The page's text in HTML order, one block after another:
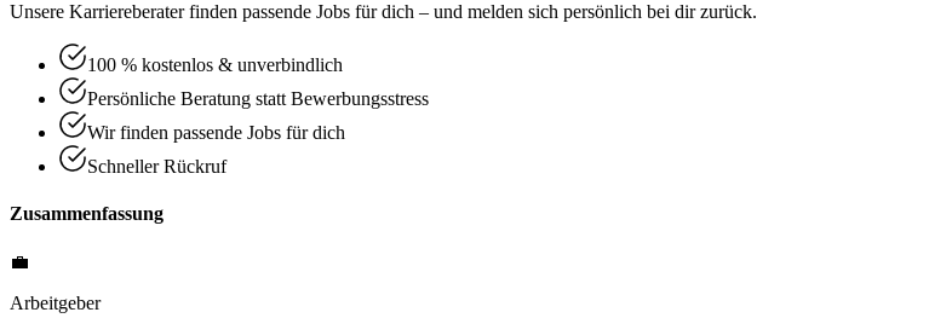
Unsere Karriereberater finden passende Jobs für dich – und melden sich persönlich bei dir zurück.
100 % kostenlos & unverbindlich
Persönliche Beratung statt Bewerbungsstress
Wir finden passende Jobs für dich
Schneller Rückruf
Zusammenfassung
💼
Arbeitgeber